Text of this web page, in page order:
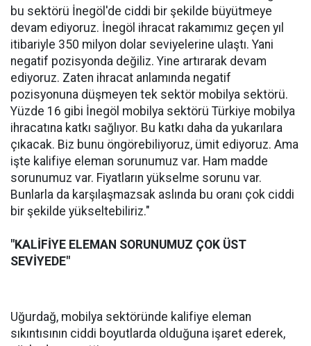
bu sektörü İnegöl'de ciddi bir şekilde büyütmeye
devam ediyoruz. İnegöl ihracat rakamımız geçen yıl
itibariyle 350 milyon dolar seviyelerine ulaştı. Yani
negatif pozisyonda değiliz. Yine artırarak devam
ediyoruz. Zaten ihracat anlamında negatif
pozisyonuna düşmeyen tek sektör mobilya sektörü.
Yüzde 16 gibi İnegöl mobilya sektörü Türkiye mobilya
ihracatına katkı sağlıyor. Bu katkı daha da yukarılara
çıkacak. Biz bunu öngörebiliyoruz, ümit ediyoruz. Ama
işte kalifiye eleman sorunumuz var. Ham madde
sorunumuz var. Fiyatların yükselme sorunu var.
Bunlarla da karşılaşmazsak aslında bu oranı çok ciddi
bir şekilde yükseltebiliriz."
"KALİFİYE ELEMAN SORUNUMUZ ÇOK ÜST
SEVİYEDE"
Uğurdağ, mobilya sektöründe kalifiye eleman
sıkıntısının ciddi boyutlarda olduğuna işaret ederek,